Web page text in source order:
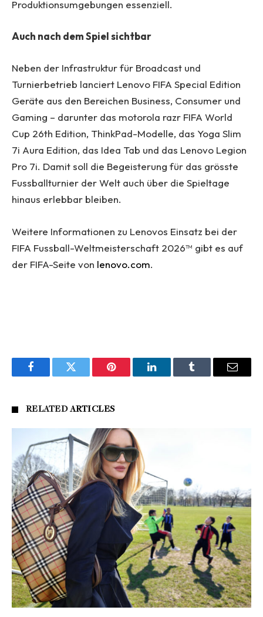
Produktionsumgebungen essenziell.
Auch nach dem Spiel sichtbar
Neben der Infrastruktur für Broadcast und
Turnierbetrieb lanciert Lenovo FIFA Special Edition
Geräte aus den Bereichen Business, Consumer und
Gaming – darunter das motorola razr FIFA World
Cup 26th Edition, ThinkPad-Modelle, das Yoga Slim
7i Aura Edition, das Idea Tab und das Lenovo Legion
Pro 7i. Damit soll die Begeisterung für das grösste
Fussballturnier der Welt auch über die Spieltage
hinaus erlebbar bleiben.
Weitere Informationen zu Lenovos Einsatz bei der
FIFA Fussball-Weltmeisterschaft 2026™ gibt es auf
der FIFA-Seite von lenovo.com.
FacebookTwitter Pinterest LinkedInTumblr Email
RELATEDARTICLES